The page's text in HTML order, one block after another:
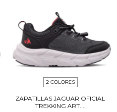
2 COLORES
ZAPATILLAS JAGUAR OFICIAL
TREKKING ART....